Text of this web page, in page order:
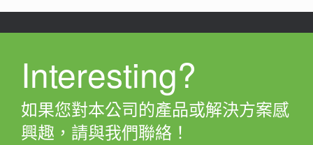
Interesting?
如果您對本公司的產品或解決方案感
興趣，請與我們聯絡！